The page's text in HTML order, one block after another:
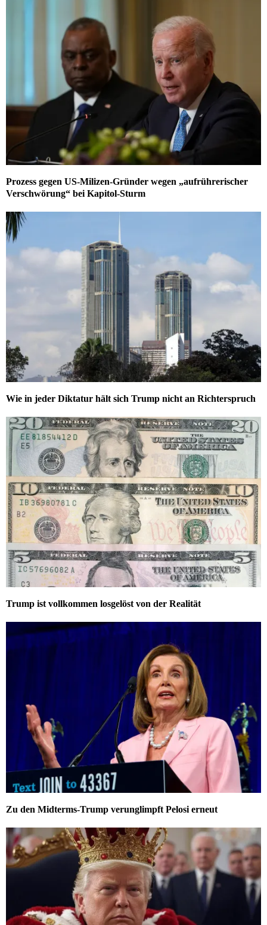
Prozess gegen US-Milizen-Gründer wegen „aufrührerischer
Verschwörung“ bei Kapitol-Sturm
Wie in jeder Diktatur hält sich Trump nicht an Richterspruch
Trump ist vollkommen losgelöst von der Realität
Zu den Midterms-Trump verunglimpft Pelosi erneut